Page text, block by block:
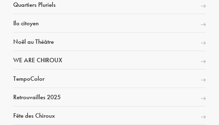
Quartiers Pluriels
Ilo citoyen
Noël au Théâtre
WE ARE CHIROUX
TempoColor
Retrouvailles 2025
Fête des Chiroux